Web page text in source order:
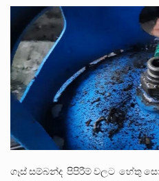
ගෑස් සම්බන්ද පිපිරීම් වලට හේතු